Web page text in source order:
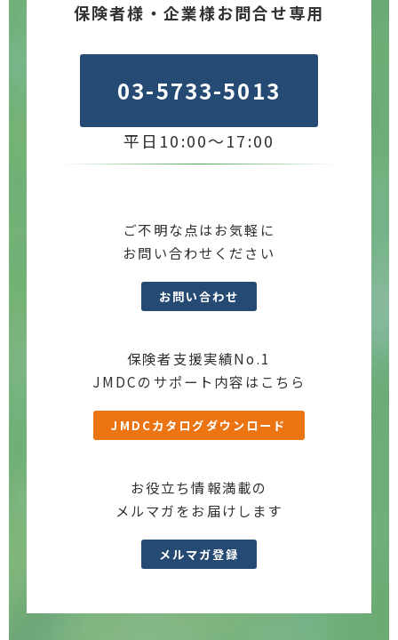
保険者様・企業様お問合せ専用
03-5733-5013
平日10:00～17:00
ご不明な点はお気軽に
お問い合わせください
お問い合わせ
保険者支援実績No.1
JMDCのサポート内容はこちら
JMDCカタログダウンロード
お役立ち情報満載の
メルマガをお届けします
メルマガ登録